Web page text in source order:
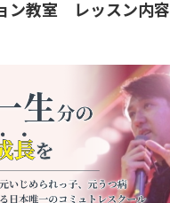
ン教室 レッスン内容